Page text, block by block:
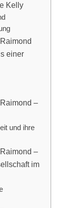
Kelly
einer
–
und ihre
–
im